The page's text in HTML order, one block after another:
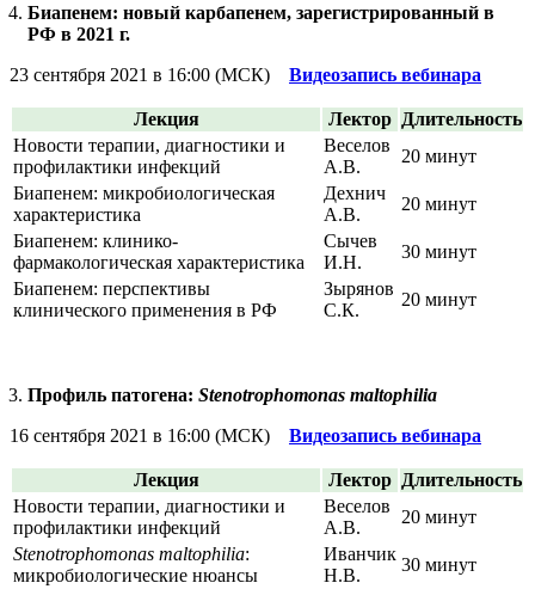
Биапенем: новый карбапенем, зарегистрированный в
РФ в 2021 г.
23 сентября 2021 в 16:00 (МСК) Видеозапись вебинара
Лекция Лектор Длительность
Новости терапии, диагностики и
профилактики инфекций
Веселов
А.В.
20 минут
Биапенем: микробиологическая
характеристика
Дехнич
А.В.
20 минут
Биапенем: клинико-
фармакологическая характеристика
Сычев
И.Н.
30 минут
Биапенем: перспективы
клинического применения в РФ
Зырянов
С.К.
20 минут
Профиль патогена: Stenotrophomonas maltophilia
16 сентября 2021 в 16:00 (МСК) Видеозапись вебинара
Лекция Лектор Длительность
Новости терапии, диагностики и
профилактики инфекций
Веселов
А.В.
20 минут
Stenotrophomonas maltophilia:
микробиологические нюансы
Иванчик
Н.В.
30 минут